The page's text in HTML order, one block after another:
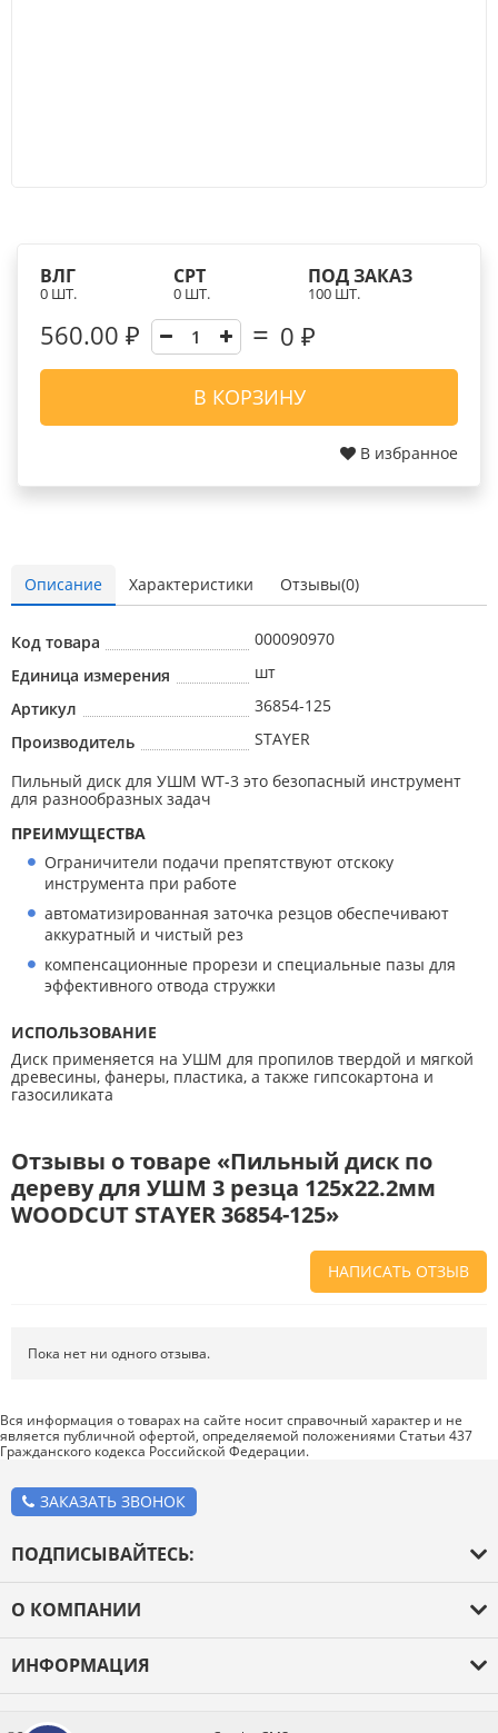
ВЛГ
0 ШТ.
СРТ
0 ШТ.
ПОД ЗАКАЗ
100 ШТ.
560.00 ₽ 0 ₽
В КОРЗИНУ
В избранное
Описание Характеристики Отзывы(0)
Код товара
000090970
Единица измерения
шт
Артикул
36854-125
Производитель
STAYER
Пильный диск для УШМ WT-3 это безопасный инструмент
для разнообразных задач
ПРЕИМУЩЕСТВА
Ограничители подачи препятствуют отскоку
инструмента при работе
автоматизированная заточка резцов обеспечивают
аккуратный и чистый рез
компенсационные прорези и специальные пазы для
эффективного отвода стружки
ИСПОЛЬЗОВАНИЕ
Диск применяется на УШМ для пропилов твердой и мягкой
древесины, фанеры, пластика, а также гипсокартона и
газосиликата
Отзывы о товаре «Пильный диск по
дереву для УШМ 3 резца 125х22.2мм
WOODCUT STAYER 36854-125»
НАПИСАТЬ ОТЗЫВ
не ошиблись в своем выборе.
Доставка. Как был упакован товар? Доставили ли его вам в
оговоренный срок?
Товар . Качественный? Какие его плюсы и минусы?
Пока нет ни одного отзыва.
Вся информация о товарах на сайте носит справочный характер и не
является публичной офертой, определяемой положениями Статьи 437
Гражданского кодекса Российской Федерации.
ЗАКАЗАТЬ ЗВОНОК
ПОДПИСЫВАЙТЕСЬ:
О КОМПАНИИ
Новости
ИНФОРМАЦИЯ
Каталог товаров